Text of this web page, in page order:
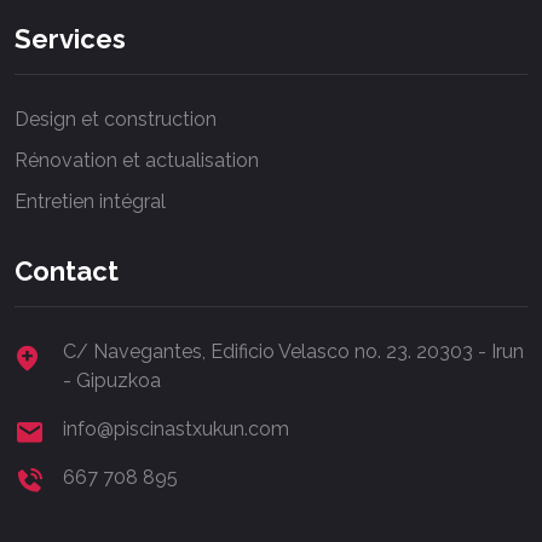
competencia
cautiva
tus
visitantes
primer
Services
Design et construction
Rénovation et actualisation
Entretien intégral
Contact
C/ Navegantes, Edificio Velasco no. 23. 20303 - Irun
- Gipuzkoa
info@piscinastxukun.com
667 708 895